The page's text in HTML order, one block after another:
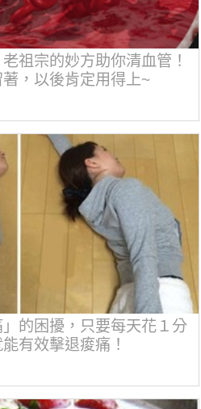
祖宗的妙方助你清血管！
，以後肯定用得上~
的困擾，只要每天花１分
有效擊退痠痛！